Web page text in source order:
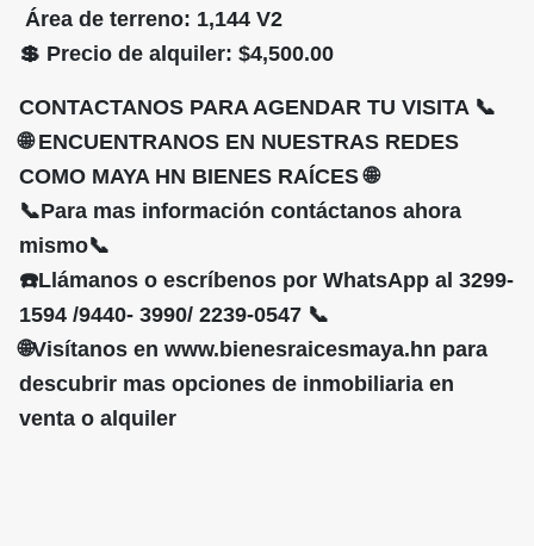
Área de terreno: 1,144 V2
💲 Precio de alquiler: $4,500.00
CONTACTANOS PARA AGENDAR TU VISITA 📞
🌐 ENCUENTRANOS EN NUESTRAS REDES
COMO MAYA HN BIENES RAÍCES 🌐
📞Para mas información contáctanos ahora
mismo📞
☎️Llámanos o escríbenos por WhatsApp al 3299-
1594 /9440- 3990/ 2239-0547 📞
🌐Visítanos en www.bienesraicesmaya.hn para
descubrir mas opciones de inmobiliaria en
venta o alquiler